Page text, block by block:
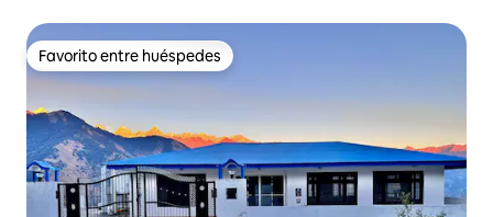
Favorito entre huéspedes
Favorito entre huéspedes